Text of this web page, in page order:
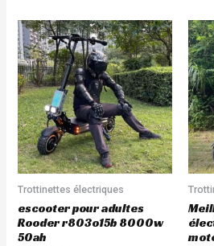
Trottinettes électriques
escooter pour adultes
Rooder r803o15b 8000w
50ah